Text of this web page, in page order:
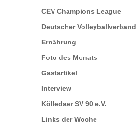
CEV Champions League
Deutscher Volleyballverband
Ernährung
Foto des Monats
Gastartikel
Interview
Kölledaer SV 90 e.V.
Links der Woche